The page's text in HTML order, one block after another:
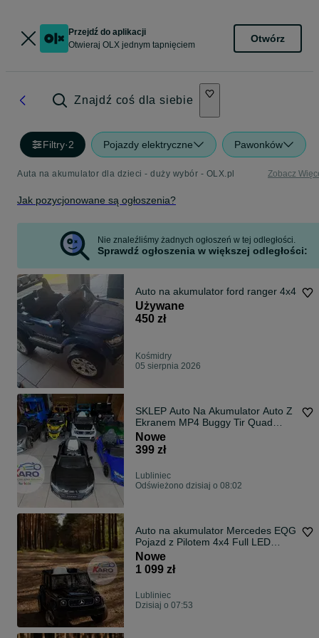
Przejdź do aplikacji
Otwieraj OLX jednym tapnięciem
Otwórz
Znajdź coś dla siebie
Filtry·2 Pojazdy elektryczne Pawonków
Auta na akumulator dla dzieci - duży wybór - OLX.pl Zobacz
Jak pozycjonowane są ogłoszenia?
Nie znaleźliśmy żadnych ogłoszeń w tej odległości.
Sprawdź ogłoszenia w większej odległości:
Auto na akumulator ford ranger 4x4
Używane
450 zł
Kośmidry
05 sierpnia 2026
SKLEP Auto Na Akumulator Auto Z
Ekranem MP4 Buggy Tir Quad
traktor
Nowe
399 zł
Lubliniec
Odświeżono dzisiaj o 08:02
Auto na akumulator Mercedes EQG
Pojazd z Pilotem 4x4 Full LED
Pojazd
Nowe
1 099 zł
Lubliniec
Dzisiaj o 07:53